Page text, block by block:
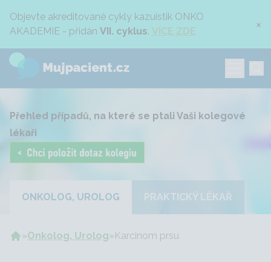
Objevte akreditované cykly kazuistik ONKO
AKADEMIE - přidán VII. cyklus. VÍCE ZDE ×
Přehled případů, na které se ptali Vaši kolegové
lékaři
ONKOLOG, UROLOG PRAKTICKÝ LÉKAŘ
»Onkolog, Urolog»Karcinom prsu